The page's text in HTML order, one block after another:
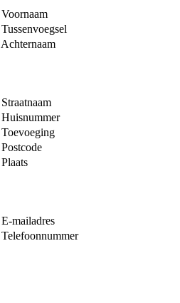
Voornaam
Tussenvoegsel
Achternaam
Straatnaam
Huisnummer
Toevoeging
Postcode
Plaats
E-mailadres
Telefoonnummer